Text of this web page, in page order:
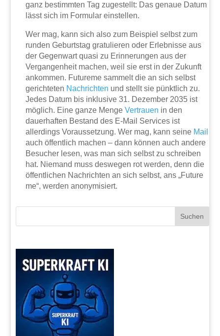
ganz bestimmten Tag zugestellt: Das genaue Datum
lässt sich im Formular einstellen.
Wer mag, kann sich also zum Beispiel selbst zum
runden Geburtstag gratulieren oder Erlebnisse aus
der Gegenwart quasi zu Erinnerungen aus der
Vergangenheit machen, weil sie erst in der Zukunft
ankommen. Futureme sammelt die an sich selbst
gerichteten Nachrichten und stellt sie pünktlich zu.
Jedes Datum bis inklusive 31. Dezember 2035 ist
möglich. Eine ganze MengeVertrauen in den
dauerhaften Bestand des E-Mail Services ist
allerdings Voraussetzung. Wer mag, kann seine Mail
auch öffentlich machen – dann können auch andere
Besucher lesen, was man sich selbst zu schreiben
hat. Niemand muss deswegen rot werden, denn die
öffentlichen Nachrichten an sich selbst, ans „Future
me“, werden anonymisiert.